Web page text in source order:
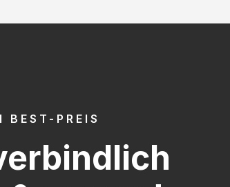
BEST-PREIS